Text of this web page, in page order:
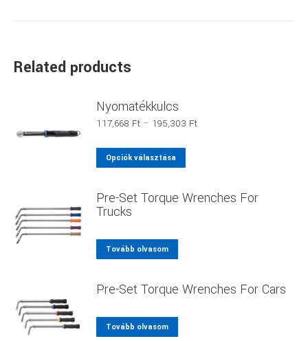
Related products
Nyomatékkulcs
117,668 Ft – 195,303 FtÁrtartomány:
Opciók választása
terméknek
a
Pre-Set Torque Wrenches For
Trucks
Tovább olvasom
Pre-Set Torque Wrenches For Cars
Tovább olvasom